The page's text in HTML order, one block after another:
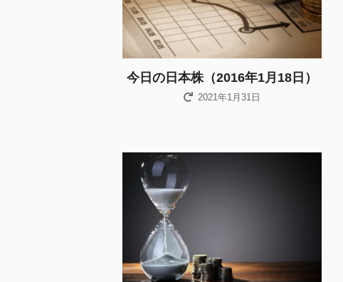
今日の日本株（2016年1月18日）
2021年1月31日